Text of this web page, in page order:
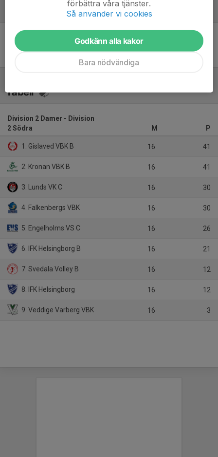
Inget referat skrivet
Tabell
Division 2 Damer - Division
2 Södra
M P
1. Gislaved VBK B 16 41
2. Kronan VBK B 16 41
3. Lunds VK C 16 30
4. Falkenbergs VBK 16 30
5. Engelholms VS C 16 26
6. IFK Helsingborg B 16 21
7. Svedala Volley B 16 12
8. IFK Helsingborg 16 12
9. Veddige Varberg VBK 16 3
förbättra våra tjänster.
Så använder vi cookies
Godkänn alla kakor
Bara nödvändiga